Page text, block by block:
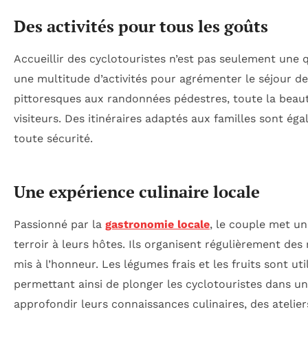
Des activités pour tous les goûts
Accueillir des cyclotouristes n’est pas seulement
une multitude d’activités pour agrémenter le séjour
pittoresques aux randonnées pédestres, toute la
visiteurs. Des itinéraires adaptés aux familles sont
toute sécurité.
Une expérience culinaire locale
Passionné par la gastronomie locale, le couple met
terroir à leurs hôtes. Ils organisent régulièrement
mis à l’honneur. Les légumes frais et les fruits sont
permettant ainsi de plonger les cyclotouristes dans
approfondir leurs connaissances culinaires, des